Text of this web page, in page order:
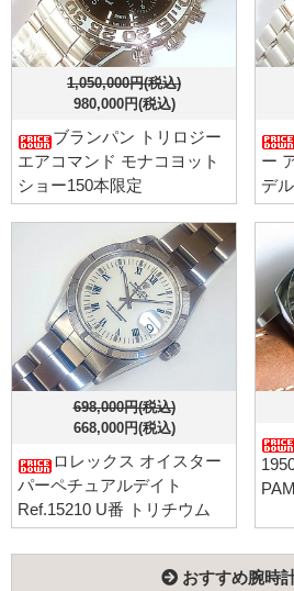
1,050,000円(税込)
980,000円(税込)
ブランパン トリロジー
エアコマンド モナコヨット
ショー150本限定
ー
デル
698,000円(税込)
668,000円(税込)
ロレックス オイスター
パーペチュアルデイト
Ref.15210 U番 トリチウム
おすすめ腕時